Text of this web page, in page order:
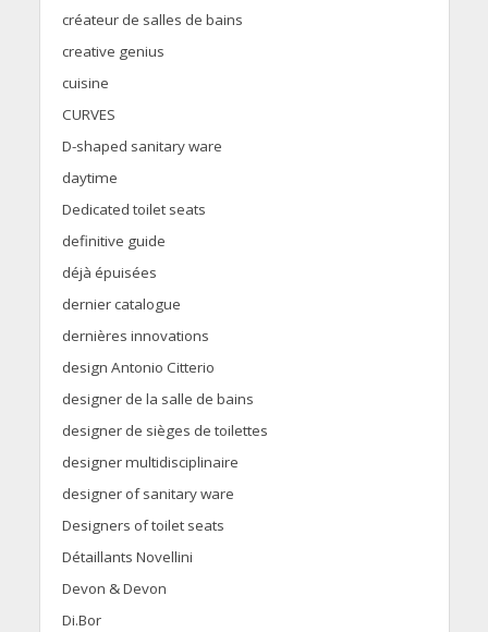
créateur de salles de bains
creative genius
cuisine
CURVES
D-shaped sanitary ware
daytime
Dedicated toilet seats
definitive guide
déjà épuisées
dernier catalogue
dernières innovations
design Antonio Citterio
designer de la salle de bains
designer de sièges de toilettes
designer multidisciplinaire
designer of sanitary ware
Designers of toilet seats
Détaillants Novellini
Devon & Devon
Di.Bor